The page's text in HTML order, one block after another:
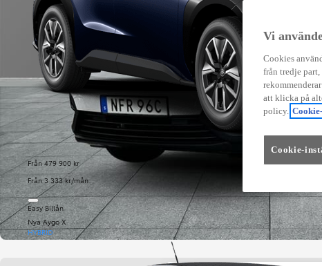
Från 479 900 kr
Från 3 333 kr/mån
Easy Billån
Nya Aygo X
HYBRID
Vi
Cookies
från tredje
att klicka på
policy.
Cookie-